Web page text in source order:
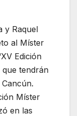
y Raquel
al Míster
Edición
que tendrán
Míster
en las